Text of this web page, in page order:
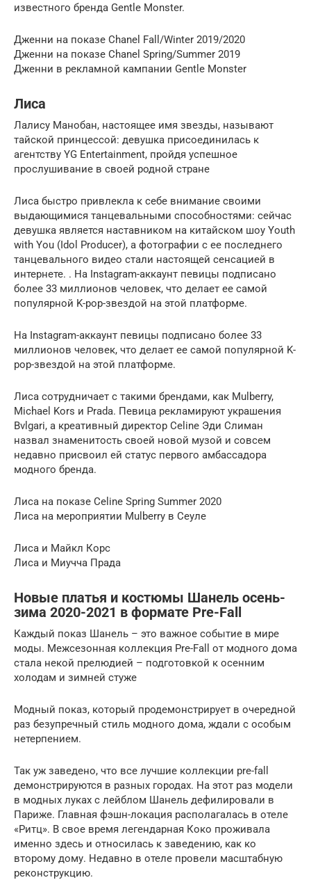
известного бренда Gentle Monster.
Дженни на показе Chanel Fall/Winter 2019/2020
Дженни на показе Chanel Spring/Summer 2019
Дженни в рекламной кампании Gentle Monster
Лиса
Лалису Манобан, настоящее имя звезды, называют
тайской принцессой: девушка присоединилась к
агентству YG Entertainment, пройдя успешное
прослушивание в своей родной стране
Лиса быстро привлекла к себе внимание своими
выдающимися танцевальными способностями: сейчас
девушка является наставником на китайском шоу Youth
with You (Idol Producer), а фотографии с ее последнего
танцевального видео стали настоящей сенсацией в
интернете. . На Instagram-аккаунт певицы подписано
более 33 миллионов человек, что делает ее самой
популярной K-pop-звездой на этой платформе.
На Instagram-аккаунт певицы подписано более 33
миллионов человек, что делает ее самой популярной K-
pop-звездой на этой платформе.
Лиса сотрудничает с такими брендами, как Mulberry,
Michael Kors и Prada. Певица рекламируют украшения
Bvlgari, а креативный директор Celine Эди Слиман
назвал знаменитость своей новой музой и совсем
недавно присвоил ей статус первого амбассадора
модного бренда.
Лиса на показе Celine Spring Summer 2020
Лиса на мероприятии Mulberry в Сеуле
Лиса и Майкл Корс
Лиса и Миучча Прада
Новые платья и костюмы Шанель осень-
зима 2020-2021 в формате Pre-Fall
Каждый показ Шанель – это важное событие в мире
моды. Межсезонная коллекция Pre-Fall от модного дома
стала некой прелюдией – подготовкой к осенним
холодам и зимней стуже
Модный показ, который продемонстрирует в очередной
раз безупречный стиль модного дома, ждали с особым
нетерпением.
Так уж заведено, что все лучшие коллекции pre-fall
демонстрируются в разных городах. На этот раз модели
в модных луках с лейблом Шанель дефилировали в
Париже. Главная фэшн-локация располагалась в отеле
«Ритц». В свое время легендарная Коко проживала
именно здесь и относилась к заведению, как ко
второму дому. Недавно в отеле провели масштабную
реконструкцию.